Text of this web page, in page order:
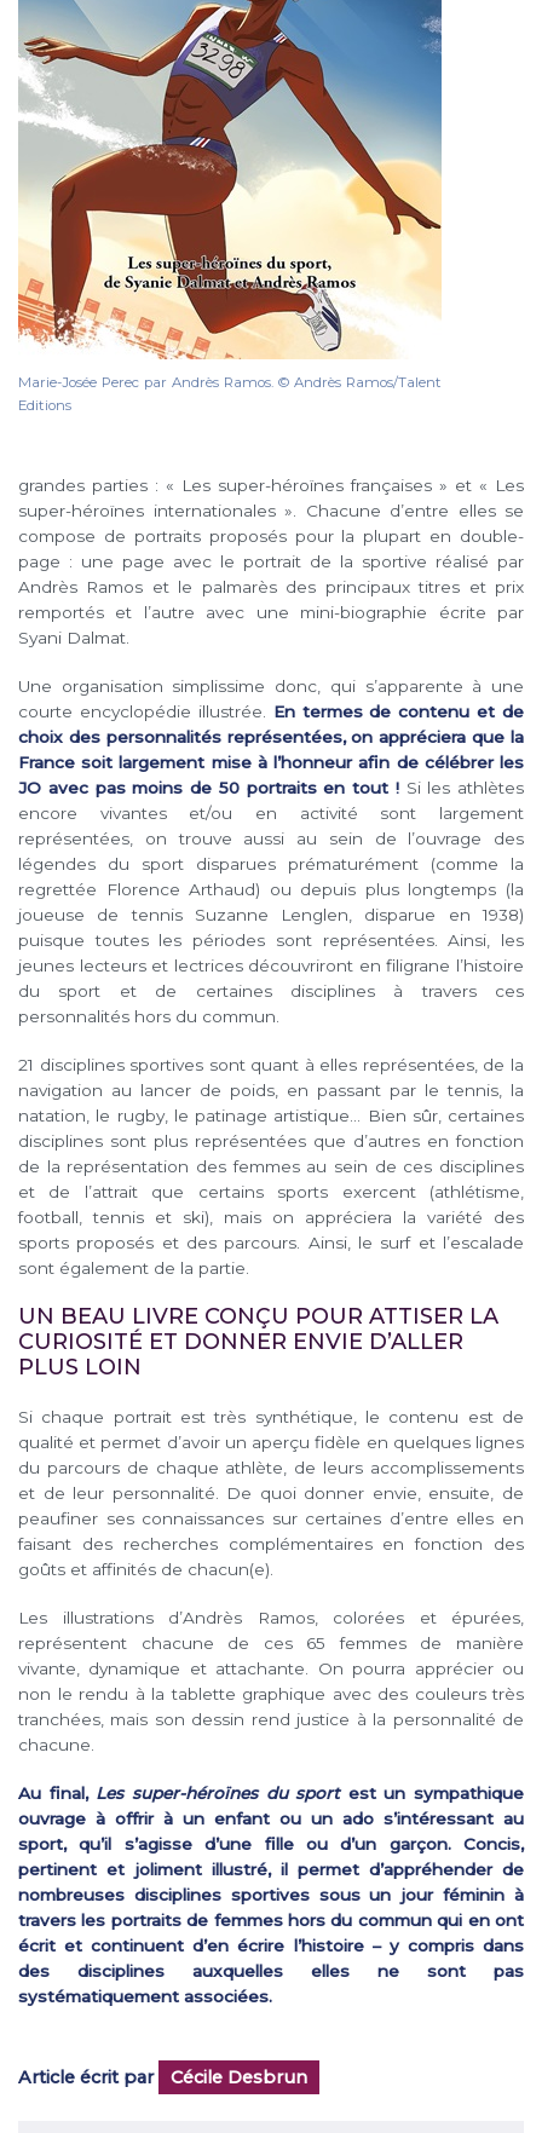
Marie-Josée Perec par Andrès Ramos. © Andrès Ramos/Talent
Editions
grandes parties : « Les super-héroïnes françaises » et « Les
super-héroïnes internationales ». Chacune d’entre elles se
compose de portraits proposés pour la plupart en double-
page : une page avec le portrait de la sportive réalisé par
Andrès Ramos et le palmarès des principaux titres et prix
remportés et l’autre avec une mini-biographie écrite par
Syani Dalmat.
Une organisation simplissime donc, qui s’apparente à une
courte encyclopédie illustrée. En termes de contenu et de
choix des personnalités représentées, on appréciera que la
France soit largement mise à l’honneur afin de célébrer les
JO avec pas moins de 50 portraits en tout !Si les athlètes
encore vivantes et/ou en activité sont largement
représentées, on trouve aussi au sein de l’ouvrage des
légendes du sport disparues prématurément (comme la
regrettée Florence Arthaud) ou depuis plus longtemps (la
joueuse de tennis Suzanne Lenglen, disparue en 1938)
puisque toutes les périodes sont représentées. Ainsi, les
jeunes lecteurs et lectrices découvriront en filigrane l’histoire
du sport et de certaines disciplines à travers ces
personnalités hors du commun.
21 disciplines sportives sont quant à elles représentées, de la
navigation au lancer de poids, en passant par le tennis, la
natation, le rugby, le patinage artistique… Bien sûr, certaines
disciplines sont plus représentées que d’autres en fonction
de la représentation des femmes au sein de ces disciplines
et de l’attrait que certains sports exercent (athlétisme,
football, tennis et ski), mais on appréciera la variété des
sports proposés et des parcours. Ainsi, le surf et l’escalade
sont également de la partie.
UN BEAU LIVRE CONÇU POUR ATTISER LA
CURIOSITÉ ET DONNER ENVIE D’ALLER
PLUS LOIN
Si chaque portrait est très synthétique, le contenu est de
qualité et permet d’avoir un aperçu fidèle en quelques lignes
du parcours de chaque athlète, de leurs accomplissements
et de leur personnalité. De quoi donner envie, ensuite, de
peaufiner ses connaissances sur certaines d’entre elles en
faisant des recherches complémentaires en fonction des
goûts et affinités de chacun(e).
Les illustrations d’Andrès Ramos, colorées et épurées,
représentent chacune de ces 65 femmes de manière
vivante, dynamique et attachante. On pourra apprécier ou
non le rendu à la tablette graphique avec des couleurs très
tranchées, mais son dessin rend justice à la personnalité de
chacune.
Au final, Les super-héroïnes du sportest un sympathique
ouvrage à offrir à un enfant ou un ado s’intéressant au
sport, qu’il s’agisse d’une fille ou d’un garçon. Concis,
pertinent et joliment illustré, il permet d’appréhender de
nombreuses disciplines sportives sous un jour féminin à
travers les portraits de femmes hors du commun qui en ont
écrit et continuent d’en écrire l’histoire – y compris dans
des disciplines auxquelles elles ne sont pas
systématiquement associées.
Article écrit par Cécile Desbrun